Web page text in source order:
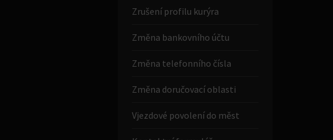
Zrušení profilu kurýra
Změna bankovního účtu
Změna telefonního čísla
Změna doručovací oblasti
Vjezdové povolení do měst